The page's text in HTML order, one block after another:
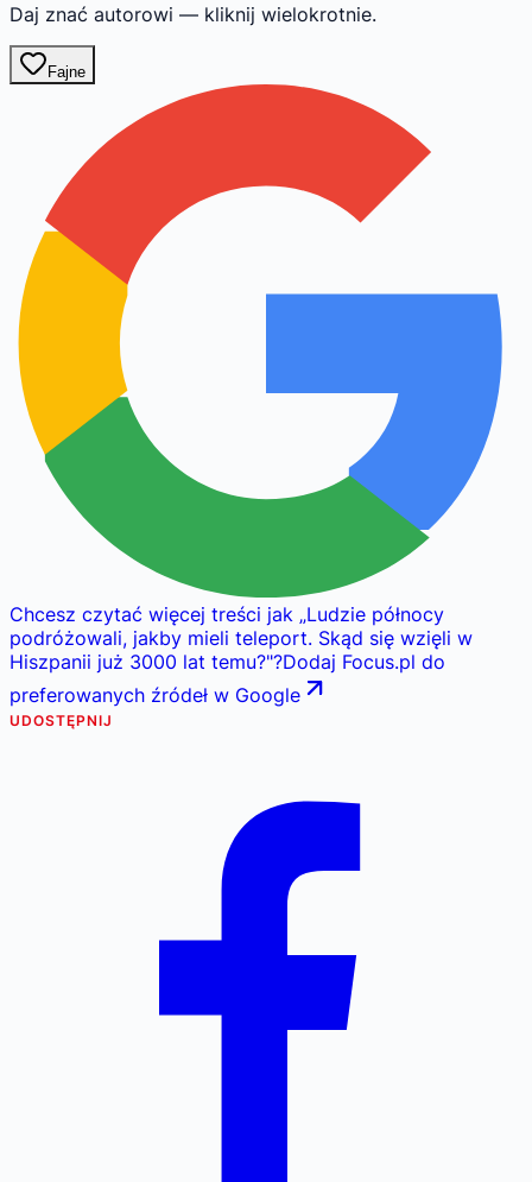
Daj znać autorowi — kliknij wielokrotnie.
Fajne
Chcesz czytać więcej treści jak „Ludzie północy
podróżowali, jakby mieli teleport. Skąd się wzięli w
Hiszpanii już 3000 lat temu?"?Dodaj Focus.pl do
preferowanych źródeł w Google
UDOSTĘPNIJ